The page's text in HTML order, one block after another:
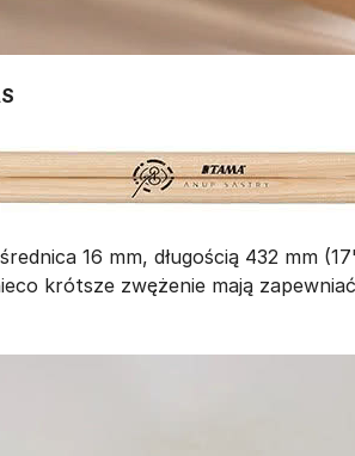
16 mm, długością 432 mm
krótsze zwężenie mają